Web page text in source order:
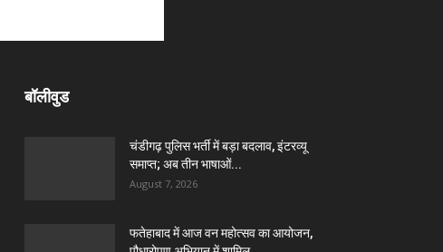
बॉलीवुड
चंडीगढ़ पुलिस भर्ती में बड़ा बदलाव, इंटरव्यू
समाप्त; अब तीन भाषाओं...
August 7, 2026
फतेहाबाद में आज वन महोत्सव का आयोजन,